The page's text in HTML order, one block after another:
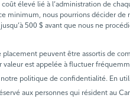
coût élevé lié à l’administration de
minimum, nous pourrions décider de
500 $ avant que nous ne
placement peuvent être assortis de
valeur est appelée à fluctuer
politique de confidentialité. En
aux personnes qui résident au